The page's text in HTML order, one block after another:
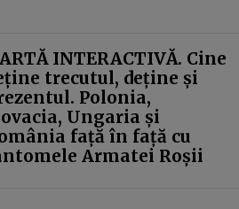
INTERACTIVĂ. Cine
trecutul, deține și
Polonia,
Ungaria și
față în față cu
Armatei Roșii